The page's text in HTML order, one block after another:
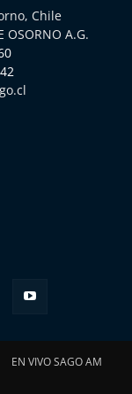
Chile
OSORNO A.G.
EN VIVO SAGO AM